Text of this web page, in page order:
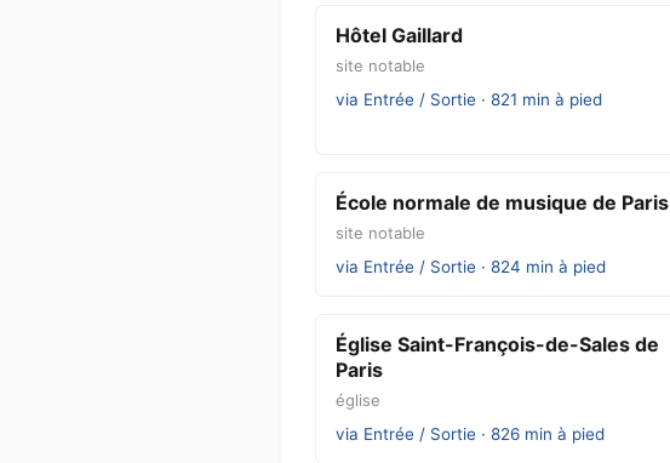
Hôtel Gaillard
site notable
via Entrée / Sortie · 821 min à pied
École normale de musique de Paris
site notable
via Entrée / Sortie · 824 min à pied
Église Saint-François-de-Sales de
Paris
église
via Entrée / Sortie · 826 min à pied